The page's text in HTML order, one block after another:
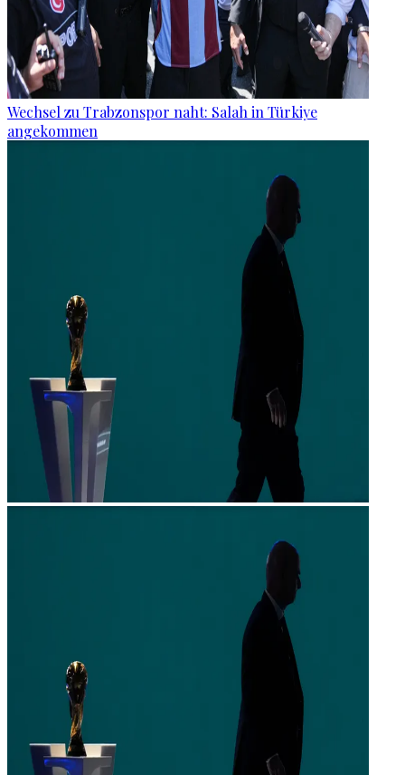
Wechsel zu Trabzonspor naht: Salah in Türkiye
angekommen